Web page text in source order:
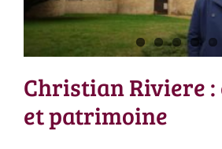
Christian Riviere :
et patrimoine